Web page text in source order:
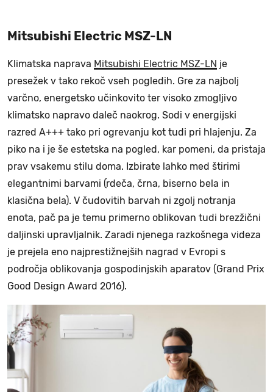
Mitsubishi Electric MSZ-LN
Klimatska naprava Mitsubishi Electric MSZ-LN je
presežek v tako rekoč vseh pogledih. Gre za najbolj
varčno, energetsko učinkovito ter visoko zmogljivo
klimatsko napravo daleč naokrog. Sodi v energijski
razred A+++ tako pri ogrevanju kot tudi pri hlajenju. Za
piko na i je še estetska na pogled, kar pomeni, da pristaja
prav vsakemu stilu doma. Izbirate lahko med štirimi
elegantnimi barvami (rdeča, črna, biserno bela in
klasična bela). V čudovitih barvah ni zgolj notranja
enota, pač pa je temu primerno oblikovan tudi brezžični
daljinski upravljalnik. Zaradi njenega razkošnega videza
je prejela eno najprestižnejših nagrad v Evropi s
področja oblikovanja gospodinjskih aparatov (Grand Prix
Good Design Award 2016).